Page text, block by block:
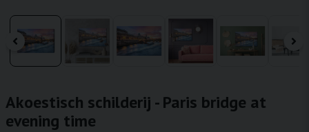
Akoestisch schilderij - Paris bridge at
evening time